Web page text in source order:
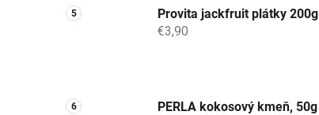
Provita jackfruit plátky 200g
€3,90
PERLA kokosový kmeň, 50g